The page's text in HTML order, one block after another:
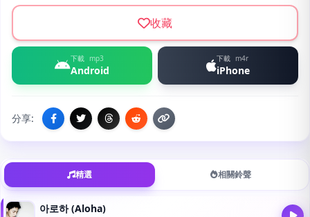
收藏
下載 mp3
Android
下載 m4r
iPhone
分享:
精選 相關鈴聲
아로하 (Aloha)